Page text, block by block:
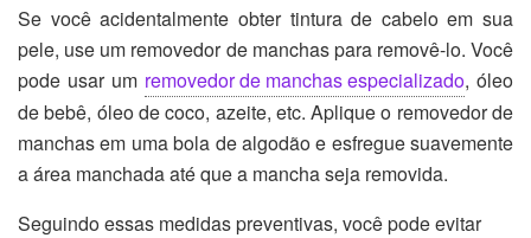
Se você acidentalmente obter tintura de cabelo em sua
pele, use um removedor de manchas para removê-lo. Você
pode usar um removedor de manchas especializado, óleo
de bebê, óleo de coco, azeite, etc. Aplique o removedor de
manchas em uma bola de algodão e esfregue suavemente
a área manchada até que a mancha seja removida.
Seguindo essas medidas preventivas, você pode evitar